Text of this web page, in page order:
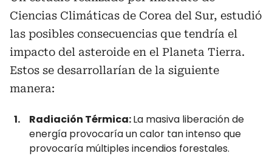
Ciencias Climáticas de Corea del Sur, estudió
las posibles consecuencias que tendría el
impacto del asteroide en el Planeta Tierra.
Estos se desarrollarían de la siguiente
manera:
Radiación Térmica:La masiva liberación de
energía provocaría un calor tan intenso que
provocaría múltiples incendios forestales.